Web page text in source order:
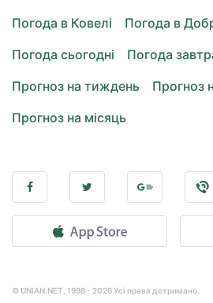
Погода в Ковелі
Погода в
Погода сьогодні
Погода
Прогноз на тиждень
Прогноз
Прогноз на місяць
© UNIAN.NET, 1998 - 2026 Усі права дотримано.